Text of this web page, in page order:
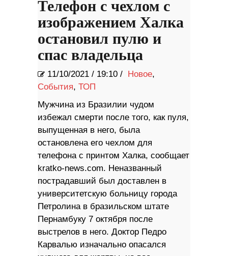
Телефон с чехлом с
изображением Халка
остановил пулю и
спас владельца
11/10/2021 / 19:10 / Новое,
События, ТОП
Мужчина из Бразилии чудом
избежал смерти после того, как пуля,
выпущенная в него, была
остановлена его чехлом для
телефона с принтом Халка, сообщает
kratko-news.com. Неназванный
пострадавший был доставлен в
университетскую больницу города
Петролина в бразильском штате
Пернамбуку 7 октября после
выстрелов в него. Доктор Педро
Карвалью изначально опасался